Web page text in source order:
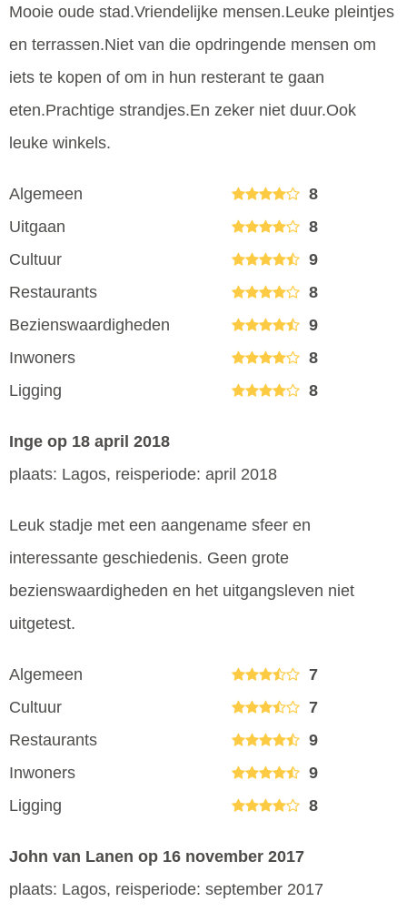
Mooie oude stad.Vriendelijke mensen.Leuke pleintjes
en terrassen.Niet van die opdringende mensen om
iets te kopen of om in hun resterant te gaan
eten.Prachtige strandjes.En zeker niet duur.Ook
leuke winkels.
Algemeen
8
Uitgaan
8
Cultuur
9
Restaurants
8
Bezienswaardigheden
9
Inwoners
8
Ligging
8
Inge op 18 april 2018
plaats: Lagos, reisperiode: april 2018
Leuk stadje met een aangename sfeer en
interessante geschiedenis. Geen grote
bezienswaardigheden en het uitgangsleven niet
uitgetest.
Algemeen
7
Cultuur
7
Restaurants
9
Inwoners
9
Ligging
8
John van Lanen op 16 november 2017
plaats: Lagos, reisperiode: september 2017